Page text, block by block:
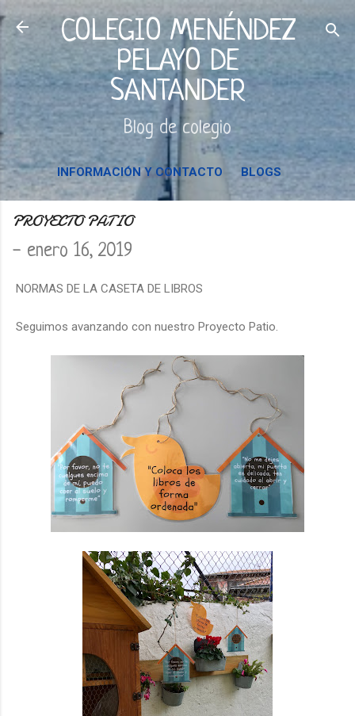
Ir al contenido principal
COLEGIO MENÉNDEZ
PELAYO DE
SANTANDER
Blog de colegio
INFORMACIÓN Y CONTACTO BLOGS
PROYECTO PATIO
- enero 16, 2019
NORMAS DE LA CASETA DE LIBROS
Seguimos avanzando con nuestro Proyecto Patio.